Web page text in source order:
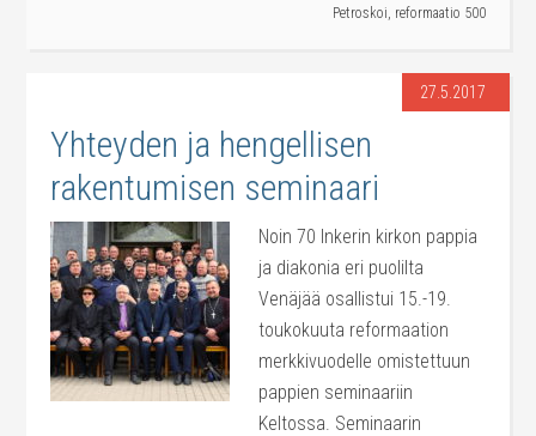
Petroskoi, reformaatio 500
27.5.2017
Yhteyden ja hengellisen
rakentumisen seminaari
Noin 70 Inkerin kirkon pappia
ja diakonia eri puolilta
Venäjää osallistui 15.-19.
toukokuuta reformaation
merkkivuodelle omistettuun
pappien seminaariin
Keltossa. Seminaarin